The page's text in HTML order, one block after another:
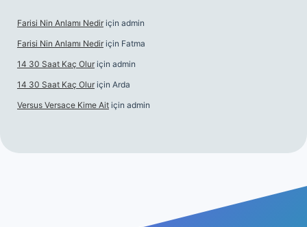
Farisi Nin Anlamı Nedir için admin
Farisi Nin Anlamı Nedir için Fatma
14 30 Saat Kaç Olur için admin
14 30 Saat Kaç Olur için Arda
Versus Versace Kime Ait için admin